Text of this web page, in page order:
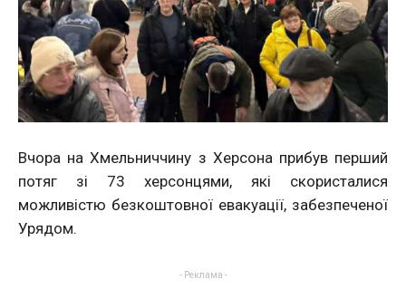
​​Вчора на Хмельниччину з Херсона прибув перший
потяг зі 73 херсонцями, які скористалися
можливістю безкоштовної евакуації, забезпеченої
Урядом.
- Реклама -